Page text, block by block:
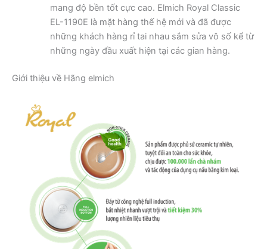
mang độ bền tốt cực cao. Elmich Royal Classic
EL-1190E là mặt hàng thế hệ mới và đã được
những khách hàng rỉ tai nhau sắm sửa vô số kể từ
những ngày đầu xuất hiện tại các gian hàng.
Giới thiệu về Hãng elmich